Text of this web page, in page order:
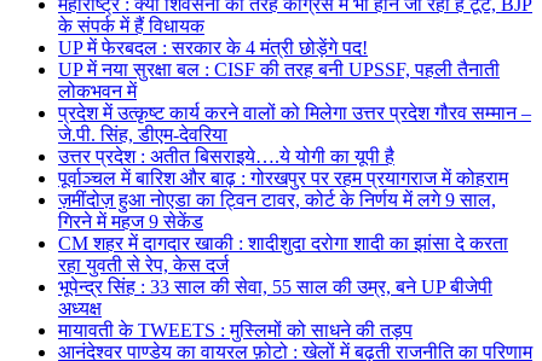
महाराष्ट्र : क्या शिवसेना की तरह कांग्रेस में भी होने जा रही है टूट, BJP
के संपर्क में हैं विधायक
UP में फेरबदल : सरकार के 4 मंत्री छोड़ेंगे पद!
UP में नया सुरक्षा बल : CISF की तरह बनी UPSSF, पहली तैनाती
लोकभवन में
प्रदेश में उत्कृष्ट कार्य करने वालों को मिलेगा उत्तर प्रदेश गौरव सम्मान –
जे.पी. सिंह, डीएम-देवरिया
उत्तर प्रदेश : अतीत बिसराइये….ये योगी का यूपी है
पूर्वाञ्चल में बारिश और बाढ़ : गोरखपुर पर रहम प्रयागराज में कोहराम
ज़मींदोज़ हुआ नोएडा का ट्विन टावर, कोर्ट के निर्णय में लगे 9 साल,
गिरने में महज 9 सेकेंड
CM शहर में दागदार खाकी : शादीशुदा दरोगा शादी का झांसा दे करता
रहा युवती से रेप, केस दर्ज
भूपेन्द्र सिंह : 33 साल की सेवा, 55 साल की उम्र, बने UP बीजेपी
अध्यक्ष
मायावती के TWEETS : मुस्लिमों को साधने की तड़प
आनंदेश्वर पाण्डेय का वायरल फ़ोटो : खेलों में बढ़ती राजनीति का परिणाम